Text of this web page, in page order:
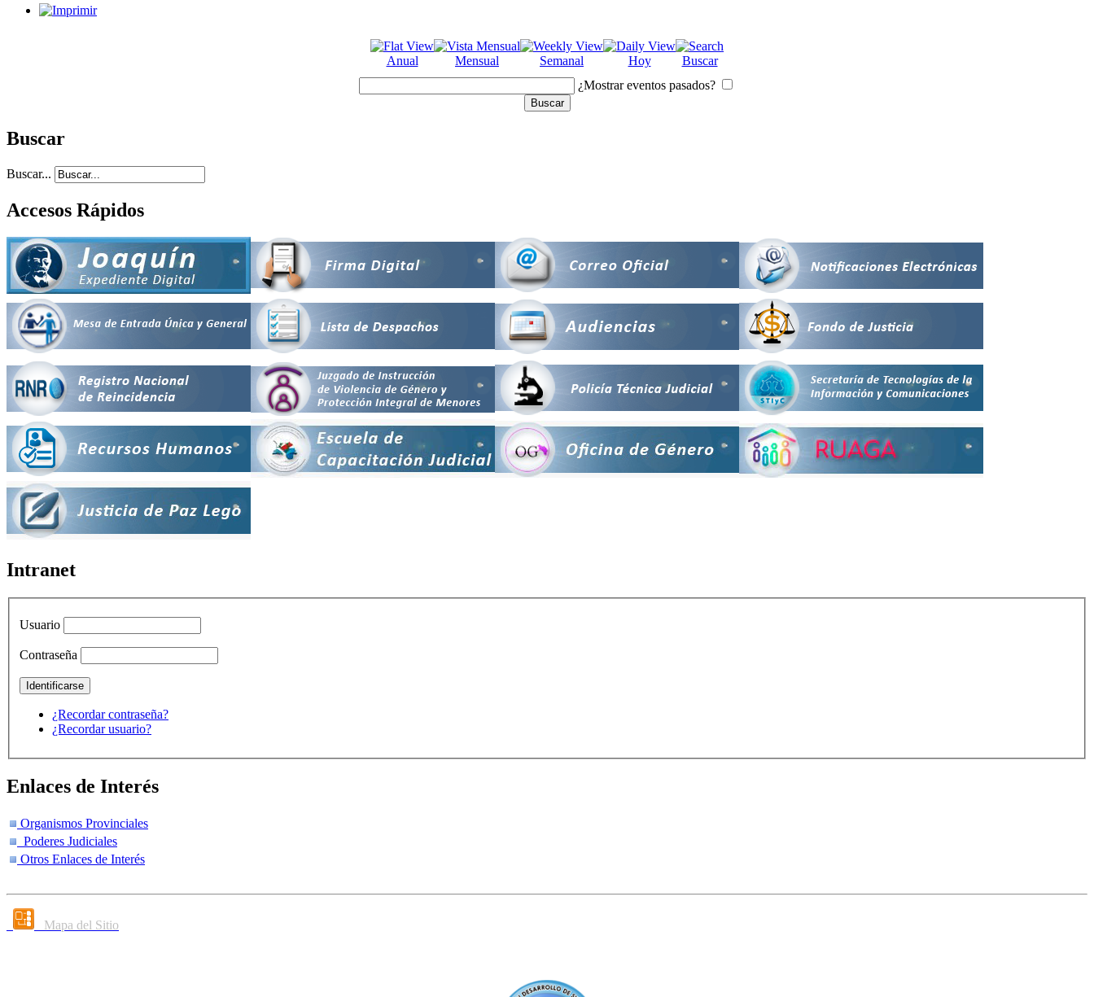
Anual Mensual Semanal Hoy
Buscar
¿Mostrar eventos pasados?
Buscar
Buscar...
Accesos Rápidos
Intranet
Usuario
Contraseña
¿Recordar contraseña?
¿Recordar usuario?
Enlaces de Interés
Organismos Provinciales
Poderes Judiciales
Otros Enlaces de Interés
Mapa del Sitio